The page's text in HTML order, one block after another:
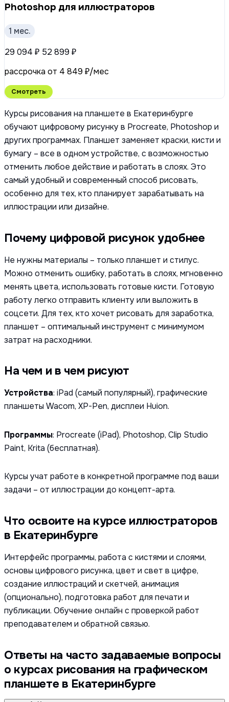
Photoshop для иллюстраторов
1 мес.
29 094 ₽ 52 899 ₽
рассрочка от 4 849 ₽/мес
Смотреть
Курсы рисования на планшете в Екатеринбурге
обучают цифровому рисунку в Procreate, Photoshop и
других программах. Планшет заменяет краски, кисти и
бумагу – все в одном устройстве, с возможностью
отменить любое действие и работать в слоях. Это
самый удобный и современный способ рисовать,
особенно для тех, кто планирует зарабатывать на
иллюстрации или дизайне.
Почему цифровой рисунок удобнее
Не нужны материалы – только планшет и стилус.
Можно отменить ошибку, работать в слоях, мгновенно
менять цвета, использовать готовые кисти. Готовую
работу легко отправить клиенту или выложить в
соцсети. Для тех, кто хочет рисовать для заработка,
планшет – оптимальный инструмент с минимумом
затрат на расходники.
На чем и в чем рисуют
Устройства: iPad (самый популярный), графические
планшеты Wacom, XP-Pen, дисплеи Huion.
Программы: Procreate (iPad), Photoshop, Clip Studio
Paint, Krita (бесплатная).
Курсы учат работе в конкретной программе под ваши
задачи – от иллюстрации до концепт-арта.
Что освоите на курсе иллюстраторов
в Екатеринбурге
Интерфейс программы, работа с кистями и слоями,
основы цифрового рисунка, цвет и свет в цифре,
создание иллюстраций и скетчей, анимация
(опционально), подготовка работ для печати и
публикации. Обучение онлайн с проверкой работ
преподавателем и обратной связью.
Ответы на часто задаваемые вопросы
о курсах рисования на графическом
планшете в Екатеринбурге